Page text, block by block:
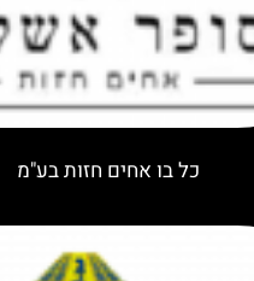
כל בו אחים חזות בע"מ